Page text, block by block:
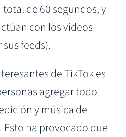
de 60 segundos, y
con los videos
feeds).
de TikTok es
agregar todo
y música de
Esto ha provocado que